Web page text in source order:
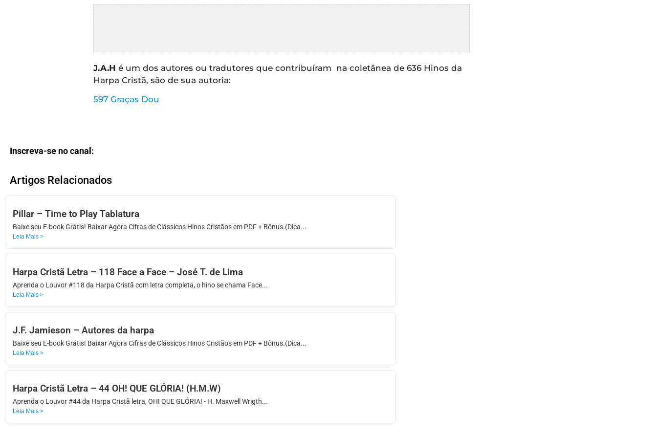
AUTORES
HARPA
APP
WINDOWS
J.A.H é um dos autores ou tradutores que contribuíram na coletânea de 636 Hinos da
Harpa Cristã, são de sua autoria:
597 Graças Dou
Inscreva-se no canal:
Artigos Relacionados
Pillar – Time to Play Tablatura
Baixe seu E-book Grátis! Baixar Agora Cifras de Clássicos Hinos Cristãos em PDF + Bônus.(Dica...
Leia Mais >
Harpa Cristã Letra – 118 Face a Face – José T. de Lima
Aprenda o Louvor #118 da Harpa Cristã com letra completa, o hino se chama Face...
Leia Mais >
J.F. Jamieson – Autores da harpa
Baixe seu E-book Grátis! Baixar Agora Cifras de Clássicos Hinos Cristãos em PDF + Bônus.(Dica...
Leia Mais >
Harpa Cristã Letra – 44 OH! QUE GLÓRIA! (H.M.W)
Aprenda o Louvor #44 da Harpa Cristã letra, OH! QUE GLÓRIA! - H. Maxwell Wrigth...
Leia Mais >